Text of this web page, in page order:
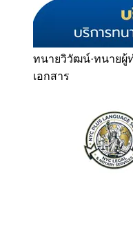
ทนายวิวัฒน์·ทนายผู้
เอกสาร